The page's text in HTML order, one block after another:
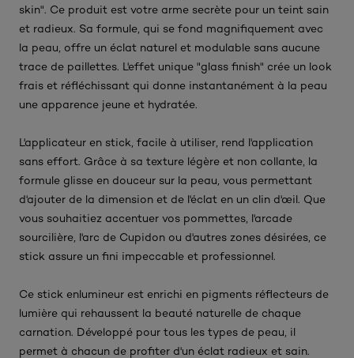
skin". Ce produit est votre arme secrète pour un teint sain
et radieux. Sa formule, qui se fond magnifiquement avec
la peau, offre un éclat naturel et modulable sans aucune
trace de paillettes. L'effet unique "glass finish" crée un look
frais et réfléchissant qui donne instantanément à la peau
une apparence jeune et hydratée.
L'applicateur en stick, facile à utiliser, rend l'application
sans effort. Grâce à sa texture légère et non collante, la
formule glisse en douceur sur la peau, vous permettant
d'ajouter de la dimension et de l'éclat en un clin d'œil. Que
vous souhaitiez accentuer vos pommettes, l'arcade
sourcilière, l'arc de Cupidon ou d'autres zones désirées, ce
stick assure un fini impeccable et professionnel.
Ce stick enlumineur est enrichi en pigments réflecteurs de
lumière qui rehaussent la beauté naturelle de chaque
carnation. Développé pour tous les types de peau, il
permet à chacun de profiter d'un éclat radieux et sain.